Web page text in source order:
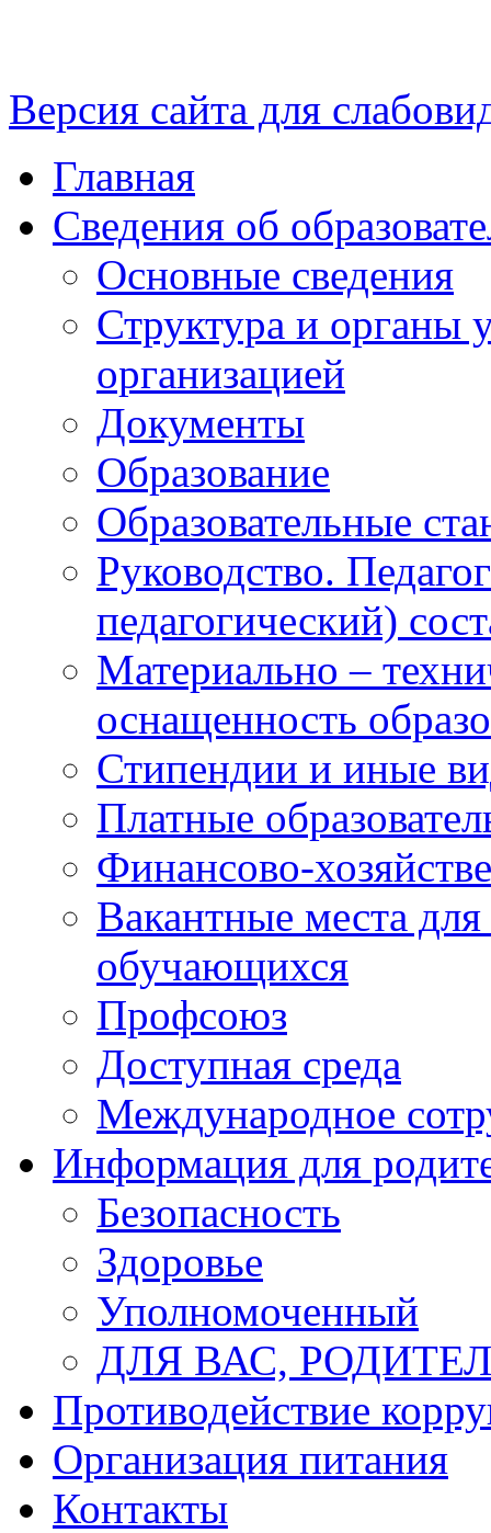
Версия сайта для
Главная
Сведения об
Основные сведения
Структура и органы
организацией
Документы
Образование
Образовательные
Руководство.
педагогический)
Материально –
оснащенность
Стипендии и иные
Платные
Финансово-
Вакантные места
обучающихся
Профсоюз
Доступная среда
Международное
Информация для
Безопасность
Здоровье
Уполномоченный
ДЛЯ ВАС,
Противодействие
Организация питания
Контакты